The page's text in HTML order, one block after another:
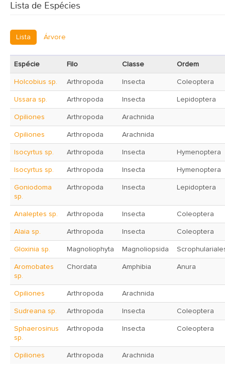
Lista de Espécies
Lista Árvore
Espécie Filo Classe Ordem
Holcobius sp. Arthropoda Insecta Coleoptera
Ussara sp. Arthropoda Insecta Lepidoptera
Opiliones Arthropoda Arachnida
Opiliones Arthropoda Arachnida
Isocyrtus sp. Arthropoda Insecta Hymenoptera
Isocyrtus sp. Arthropoda Insecta Hymenoptera
Goniodoma
sp.
Arthropoda Insecta Lepidoptera
Analeptes sp. Arthropoda Insecta Coleoptera
Alaia sp. Arthropoda Insecta Coleoptera
Gloxinia sp. Magnoliophyta Magnoliopsida
Aromobates
sp.
Chordata Amphibia Anura
Opiliones Arthropoda Arachnida
Sudreana sp. Arthropoda Insecta Coleoptera
Sphaerosinus
sp.
Arthropoda Insecta Coleoptera
Opiliones Arthropoda Arachnida